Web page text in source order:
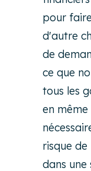
pour
d'autre
de
ce que
tous les
en
risque de
dans